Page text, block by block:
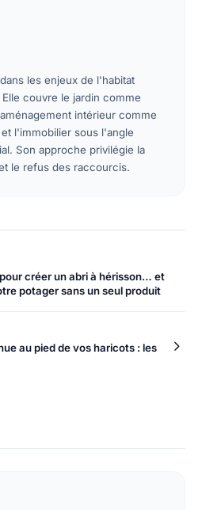
les enjeux de l'habitat
couvre le jardin comme
intérieur comme
l'immobilier sous l'angle
Son approche privilégie la
le refus des raccourcis.
créer un abri à hérisson… et
potager sans un seul produit
au pied de vos haricots : les